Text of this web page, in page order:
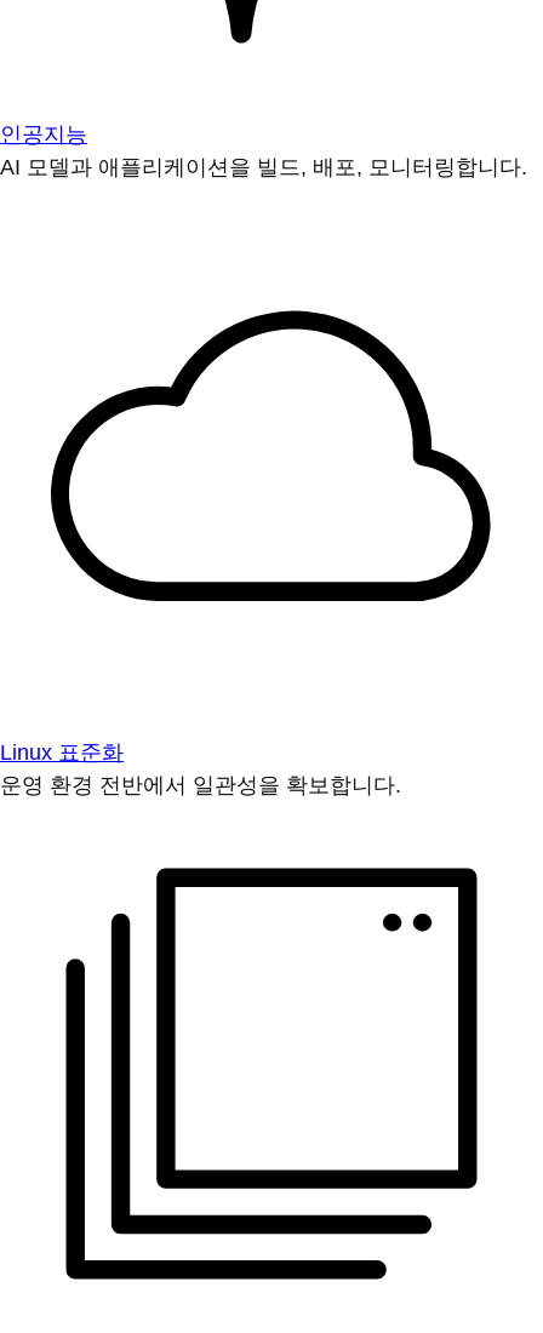
인공지능
AI 모델과 애플리케이션을 빌드, 배포, 모니터링합니다.
Linux 표준화
운영 환경 전반에서 일관성을 확보합니다.